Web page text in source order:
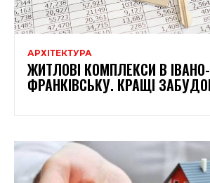
АРХІТЕКТУРА
ЖИТЛОВІ КОМПЛЕКСИ В ІВАНО-
ФРАНКІВСЬКУ. КРАЩІ